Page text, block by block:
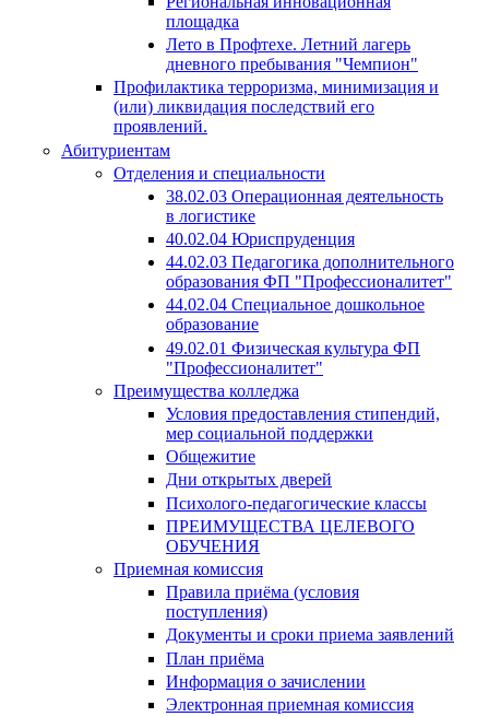
площадка
Лето в Профтехе. Летний лагерь
дневного пребывания "Чемпион"
Профилактика терроризма, минимизация и
(или) ликвидация последствий его
проявлений.
Абитуриентам
Отделения и специальности
38.02.03 Операционная деятельность
в логистике
40.02.04 Юриспруденция
44.02.03 Педагогика дополнительного
образования ФП "Профессионалитет"
44.02.04 Специальное дошкольное
образование
49.02.01 Физическая культура ФП
"Профессионалитет"
Преимущества колледжа
Условия предоставления стипендий,
мер социальной поддержки
Общежитие
Дни открытых дверей
Психолого-педагогические классы
ПРЕИМУЩЕСТВА ЦЕЛЕВОГО
ОБУЧЕНИЯ
Приемная комиссия
Правила приёма (условия
поступления)
Документы и сроки приема заявлений
План приёма
Информация о зачислении
Электронная приемная комиссия